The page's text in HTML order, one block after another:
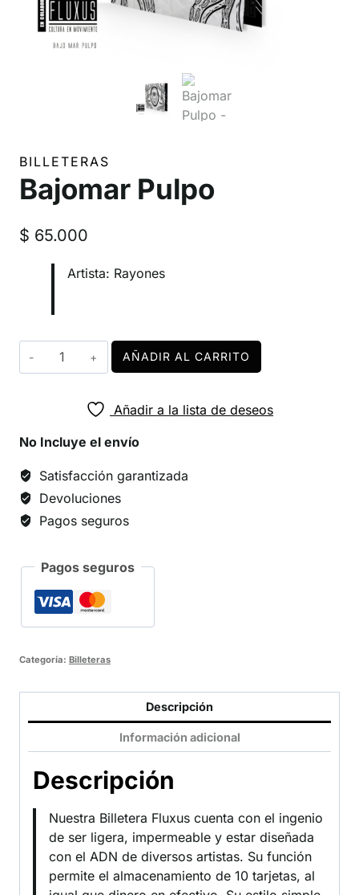
BILLETERAS
Bajomar Pulpo
$ 65.000
Artista: Rayones
Bajomar
Pulpo
AÑADIR AL CARRITO
Añadir a la lista de deseos
No Incluye el envío
Satisfacción garantizada
Devoluciones
Pagos seguros
Pagos seguros
Categoría: Billeteras
Descripción
Información adicional
Descripción
Nuestra Billetera Fluxus cuenta con el ingenio
de ser ligera, impermeable y estar diseñada
con el ADN de diversos artistas. Su función
permite el almacenamiento de 10 tarjetas, al